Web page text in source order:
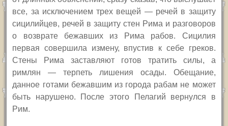
все, за исключением трех вещей — речей в защиту
сицилийцев, речей в защиту стен Рима и разговоров
о возврате бежавших из Рима рабов. Сицилия
первая совершила измену, впустив к себе греков.
Стены Рима заставляют готов тратить силы, а
римлян — терпеть лишения осады. Обещание,
данное готами бежавшим из города рабам не может
быть нарушено. После этого Пелагий вернулся в
Рим.